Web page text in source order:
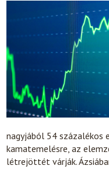
nagyjából 54 százalékos
kamatemelésre, az
létrejöttét várják.